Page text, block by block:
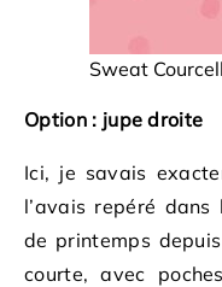
Sweat
Option : jupe droite
Ici, je savais
l’avais repéré
de printemps
courte, avec